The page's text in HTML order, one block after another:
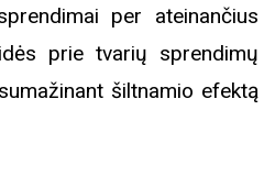
per ateinančius
prie tvarių sprendimų
šiltnamio efektą